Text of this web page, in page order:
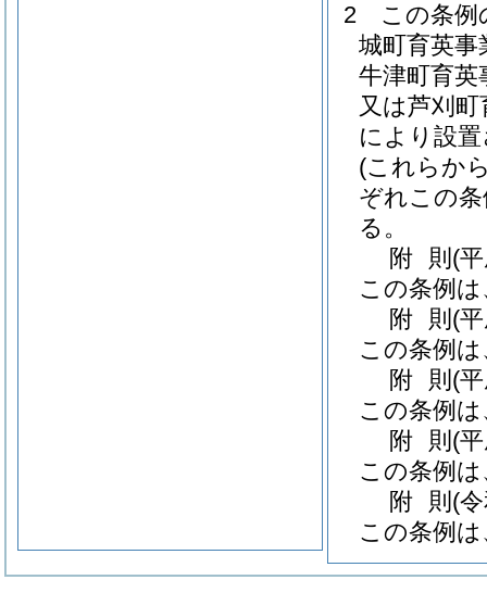
2
この条例
城町育英事
牛津町育英
又は芦刈
により設
(これらか
ぞれこの
る。
附 則 (
この条例
附 則 (
この条例
附 則 (
この条例
附 則 (
この条例
附 則 (
この条例